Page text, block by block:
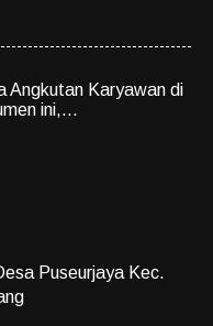
Angkutan Karyawan di
ini,...
Puseurjaya Kec.